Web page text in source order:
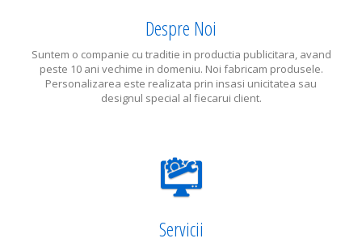
Despre Noi
Suntem o companie cu traditie in productia publicitara, avand
peste 10 ani vechime in domeniu. Noi fabricam produsele.
Personalizarea este realizata prin insasi unicitatea sau
designul special al fiecarui client.
Servicii